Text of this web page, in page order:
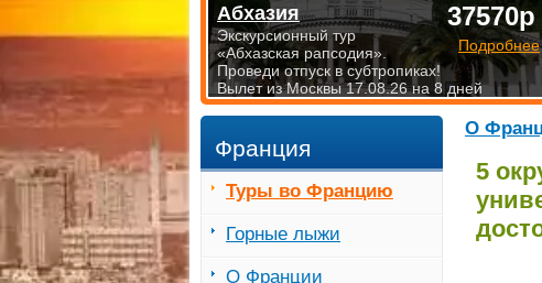
О
5
Франция
Туры во Францию
Горные лыжи
О Франции
37570р
Подробнее
Абхазия
Экскурсионный тур
«Абхазская рапсодия».
Проведи отпуск в субтропиках!
Вылет из Москвы 17.08.26 на 8 дней